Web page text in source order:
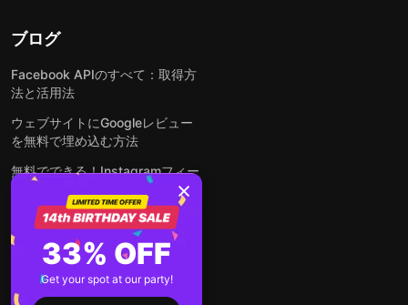
ブログ
Facebook APIのすべて：取得方
法と活用法
ウェブサイトにGoogleレビュー
を無料で埋め込む方法
無料でできる！Instagramフィー
ドをウェブサイトに埋め込む方法
どんなウェブサイトにも無料でフ
ォームを埋め込む方法
WordPressサイトにLinkedInフ
ィードを埋め込む方法は？
33% OFF
Get your spot at our party!